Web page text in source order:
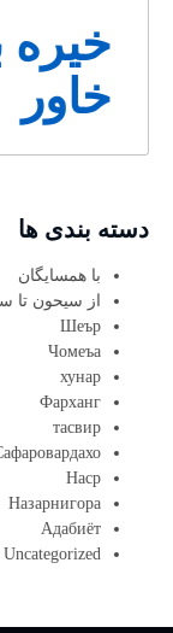
خیره
خاور
دسته بندی ها
با همسایگان
از سیحون تا
Шеър
Чомеъа
хунар
Фарханг
тасвир
Наср
Назарнигора
Адабиёт
Uncategorized